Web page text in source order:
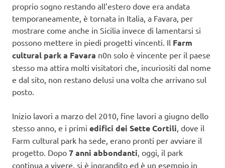
proprio sogno restando all’estero dove era andata
temporaneamente, è tornata in Italia, a Favara, per
mostrare come anche in Sicilia invece di lamentarsi si
possono mettere in piedi progetti vincenti. Il Farm
cultural park a Favara n0n solo è vincente per il paese
stesso ma attira molti visitatori che, incuriositi dal nome
e dal sito, non restano delusi una volta che arrivano sul
posto.
Inizio lavori a marzo del 2010, fine lavori a giugno dello
stesso anno, e i primi edifici dei Sette Cortili, dove il
Farm cultural park ha sede, erano pronti per avviare il
progetto. Dopo 7 anni abbondanti, oggi, il park
continua a vivere, si è ingrandito ed è un esempio in